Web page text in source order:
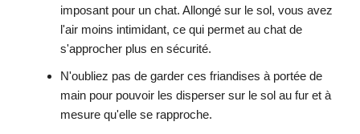
imposant pour un chat. Allongé sur le sol, vous avez
l'air moins intimidant, ce qui permet au chat de
s'approcher plus en sécurité.
N'oubliez pas de garder ces friandises à portée de
main pour pouvoir les disperser sur le sol au fur et à
mesure qu'elle se rapproche.